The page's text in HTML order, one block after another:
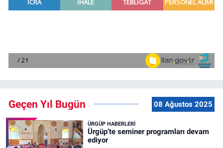
Geçen Yıl Bugün 08 Ağustos 2025
ÜRGÜP HABERLERI
Ürgüp’te seminer programları devam
ediyor